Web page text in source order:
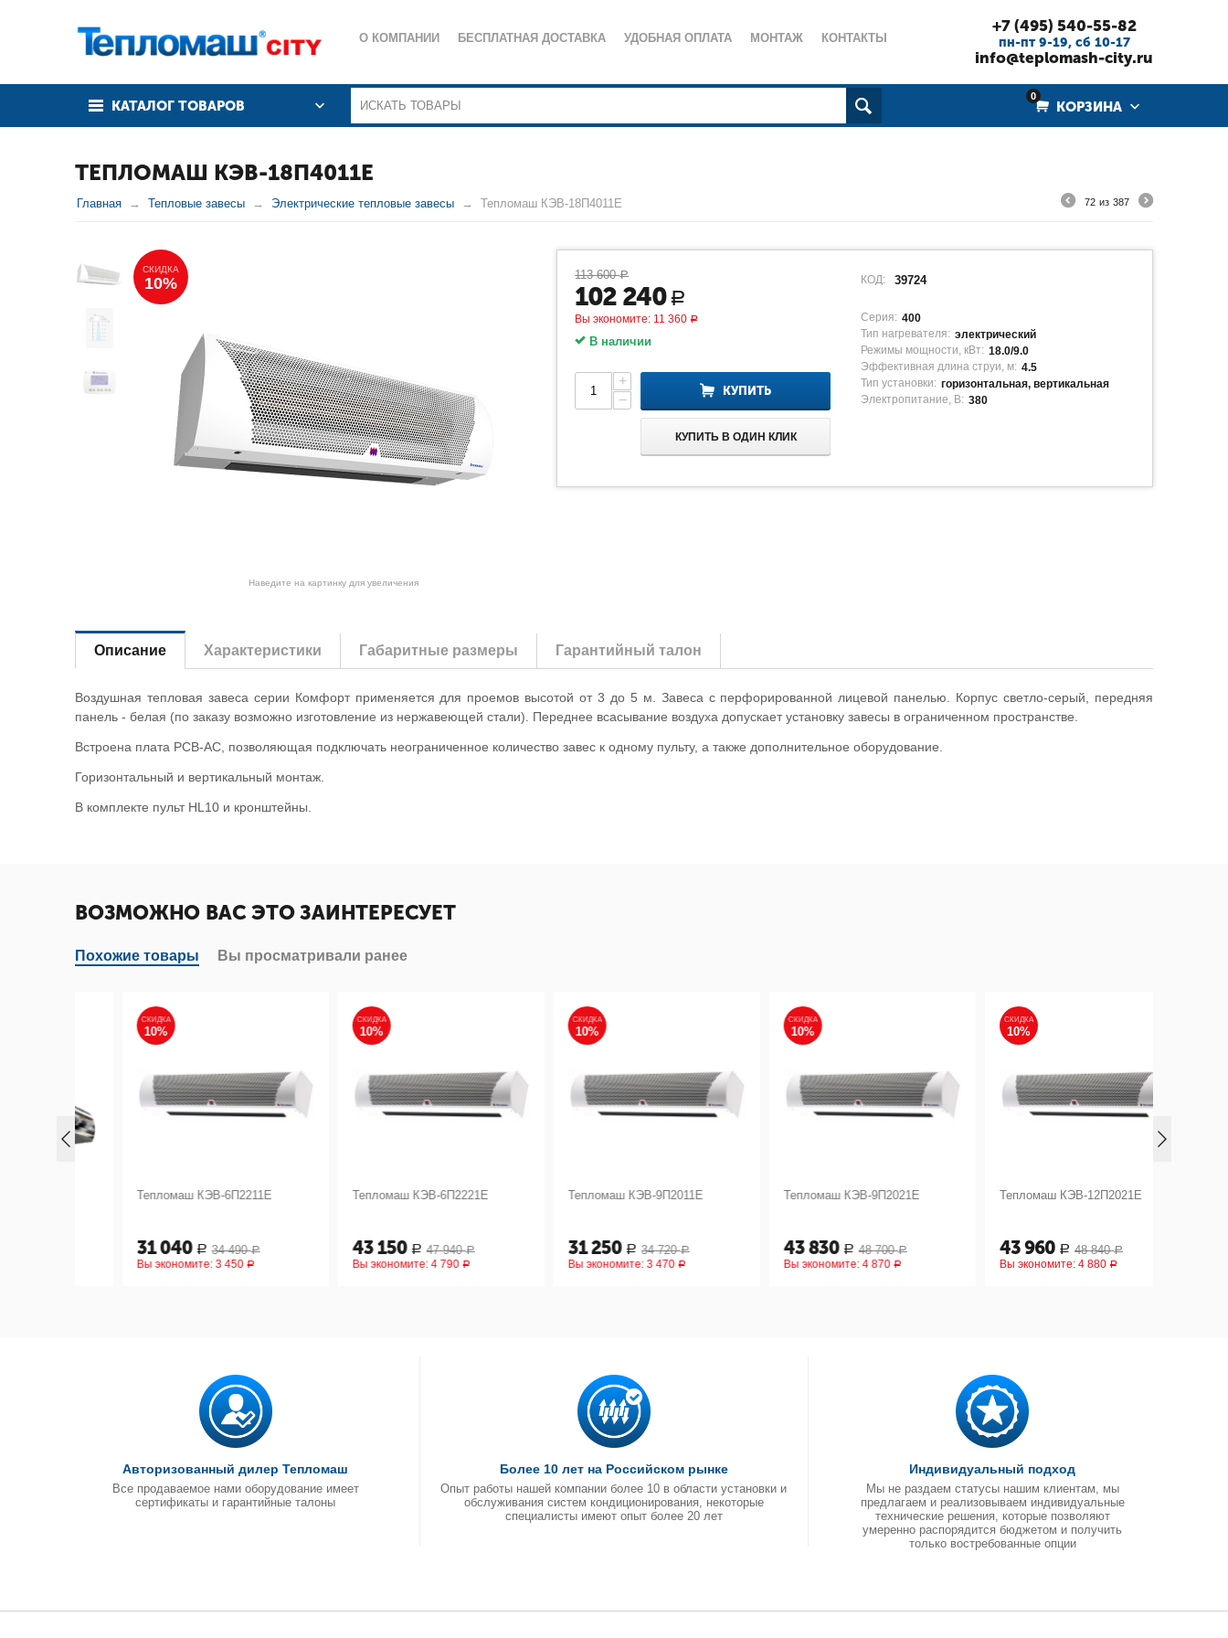
О КОМПАНИИ БЕСПЛАТНАЯ ДОСТАВКА УДОБНАЯ ОПЛАТА МОНТАЖ КОНТАКТЫ
+7 (495) 540-55-82
пн-пт 9-19, cб 10-17
info@teplomash-city.ru
КАТАЛОГ ТОВАРОВ
0
КОРЗИНА
ТЕПЛОМАШ КЭВ-18П4011Е
Главная Тепловые завесы Электрические тепловые завесы Тепломаш КЭВ-18П4011Е 72 из 387
СКИДКА
10%
Наведите на картинку для увеличения
113 600 Р
102 240 Р
Вы экономите: 11 360 Р
В наличии
+
−
КУПИТЬ
КУПИТЬ В ОДИН КЛИК
КОД: 39724
Серия: 400
Тип нагревателя: электрический
Режимы мощности, кВт: 18.0/9.0
Эффективная длина струи, м: 4.5
Тип установки: горизонтальная, вертикальная
Электропитание, В: 380
Описание Характеристики Габаритные размеры Гарантийный талон
Воздушная тепловая завеса серии Комфорт применяется для проемов высотой от 3 до 5 м. Завеса с перфорированной лицевой панелью. Корпус светло-серый, передняя
панель - белая (по заказу возможно изготовление из нержавеющей стали). Переднее всасывание воздуха допускает установку завесы в ограниченном пространстве.
Встроена плата PCB-AC, позволяющая подключать неограниченное количество завес к одному пульту, а также дополнительное оборудование.
Горизонтальный и вертикальный монтаж.
В комплекте пульт HL10 и кронштейны.
ВОЗМОЖНО ВАС ЭТО ЗАИНТЕРЕСУЕТ
Похожие товары Вы просматривали ранее
Тепломаш КЭВ-6П2211Е
31 040 Р 34 490 Р
Вы экономите:3 450 Р
Тепломаш КЭВ-6П2221Е
43 150 Р 47 940 Р
Вы экономите:4 790 Р
Тепломаш КЭВ-9П2011Е
31 250 Р 34 720 Р
Вы экономите:3 470 Р
Тепломаш КЭВ-9П2021Е
43 830 Р 48 700 Р
Вы экономите:4 870 Р
Тепломаш КЭВ-12П2021Е
43 960 Р 48 840 Р
Вы экономите:4 880 Р
Авторизованный дилер Тепломаш
Все продаваемое нами оборудование имеет
сертификаты и гарантийные талоны
Более 10 лет на Российском рынке
Опыт работы нашей компании более 10 в области установки и
обслуживания систем кондиционирования, некоторые
специалисты имеют опыт более 20 лет
Индивидуальный подход
Мы не раздаем статусы нашим клиентам, мы
предлагаем и реализовываем индивидуальные
технические решения, которые позволяют
умеренно распорядится бюджетом и получить
только востребованные опции